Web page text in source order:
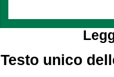
Testo unico